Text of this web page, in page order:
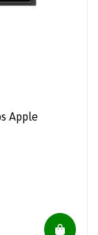
Apple